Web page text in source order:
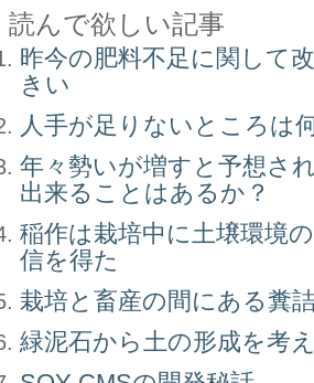
読んで欲しい記事
昨今の肥料不足に関して
きい
人手が足りないところは
年々勢いが増すと予想さ
出来ることはあるか？
稲作は栽培中に土壌環境
信を得た
栽培と畜産の間にある糞
緑泥石から土の形成を考